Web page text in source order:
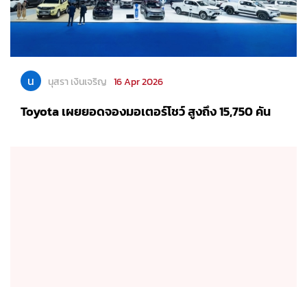
น นุสรา เงินเจริญ 16 Apr 2026
Toyota เผยยอดจองมอเตอร์โชว์ สูงถึง 15,750 คัน